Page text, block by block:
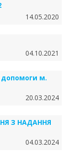
14.05.2020
04.10.2021
допомоги м.
20.03.2024
З НАДАННЯ
04.03.2024